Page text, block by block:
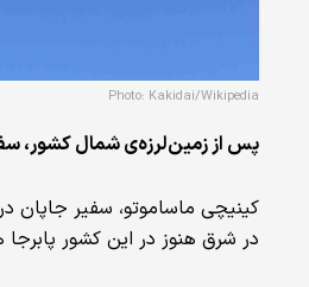
Photo: Kakidai/Wikipedia
پس از زمین‌لرزه‌ی شمال کشور،
کینیچی ماساموتو، سفیر جاپان
در شرق هنوز در این کشور